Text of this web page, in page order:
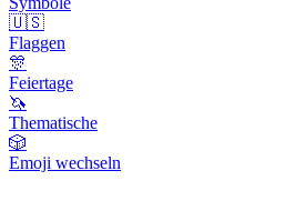
🇺🇸
Flaggen
🎊
Feiertage
🦄
Thematische
🎲
Emoji wechseln